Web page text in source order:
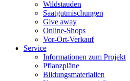
Wildstauden
Saatgutmischungen
Give away
Online-Shops
Vor-Ort-Verkauf
Service
Informationen zum Projekt
Pflanzpläne
Bildungsmaterialien